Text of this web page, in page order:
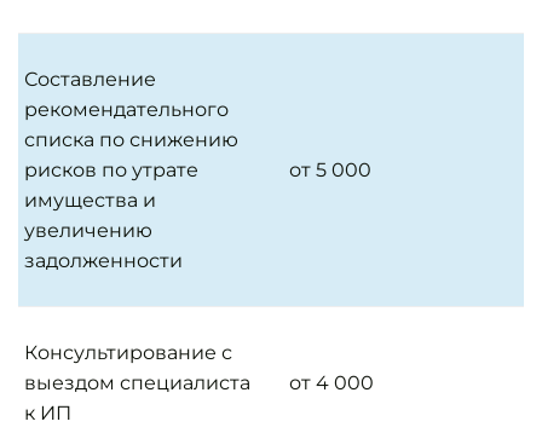
Составление
рекомендательного
списка по снижению
рисков по утрате
имущества и
увеличению
задолженности
от 5 000
Консультирование с
выездом специалиста
к ИП
от 4 000